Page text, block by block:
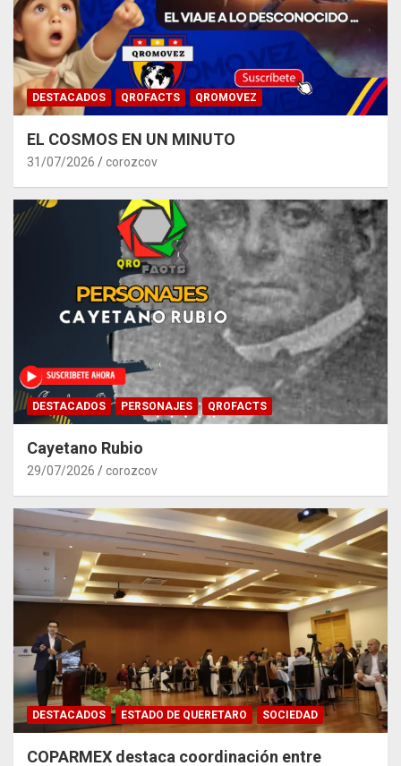
DESTACADOS QROFACTS QROMOVEZ
EL COSMOS EN UN MINUTO
31/07/2026 corozcov
DESTACADOS PERSONAJES QROFACTS
Cayetano Rubio
29/07/2026 corozcov
DESTACADOS ESTADO DE QUERETARO SOCIEDAD
COPARMEX destaca coordinación entre